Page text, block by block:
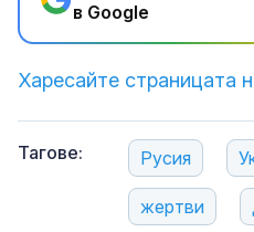
в Google
Харесайте страницата
Тагове: Русия
жертви